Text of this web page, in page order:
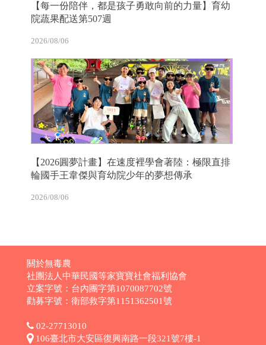
【每一份陪伴，都是孩子勇敢向前的力量】育幼
院蔬果配送第507週
2026/08/06
【2026圓夢計畫】在速度裡學會著陸：極限直排
輪國手王韋傑與育幼院少年的夢想傳承
2026/08/06
關於無毒農
社團法人中華民國等家寶寶社會福利協會
立案字號：台內團字第1070087702號
勸募字號：衛部救字第1151362501號
02-27713010
106臺北市大安區復興南路一段321號7樓-1